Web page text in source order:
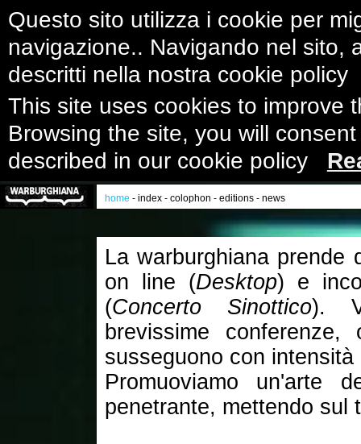
Questo sito utilizza i cookie per
navigazione.. Navigando nel sito,
descritti nella nostra cookie
This site uses cookies to improve
Browsing the site, you will
described in our cookie policy
home - index - colophon - editions - news
La warburghiana
on line (Desktop) e
(Concerto Sinottico).
brevissime
susseguono con
Promuoviamo un'arte
penetrante, mettendo sul